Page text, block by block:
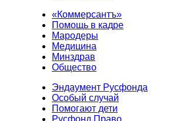
«Коммерсантъ»
Помощь в кадре
Мародеры
Медицина
Минздрав
Общество
Эндаумент Русфонда
Особый случай
Помогают дети
Русфонд.Право